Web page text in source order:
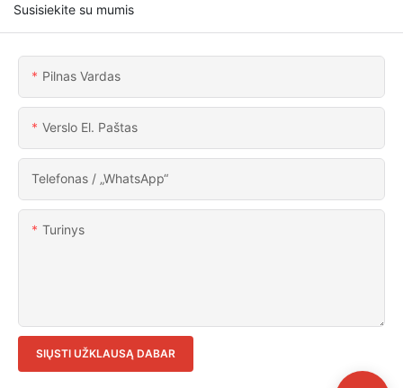
Susisiekite su mumis
Pilnas Vardas
Verslo El. Paštas
Telefonas / „WhatsApp“
Turinys
SIŲSTI UŽKLAUSĄ DABAR